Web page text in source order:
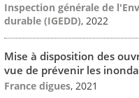
Inspection générale de
durable (IGEDD), 2022
Mise à disposition des
vue de prévenir les
France digues, 2021